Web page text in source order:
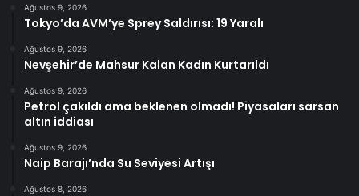
Ağustos 9, 2026
Tokyo’da AVM’ye Sprey Saldırısı: 19 Yaralı
Ağustos 9, 2026
Nevşehir’de Mahsur Kalan Kadın Kurtarıldı
Ağustos 9, 2026
Petrol çakıldı ama beklenen olmadı! Piyasaları sarsan
altın iddiası
Ağustos 9, 2026
Naip Barajı’nda Su Seviyesi Artışı
Ağustos 8, 2026